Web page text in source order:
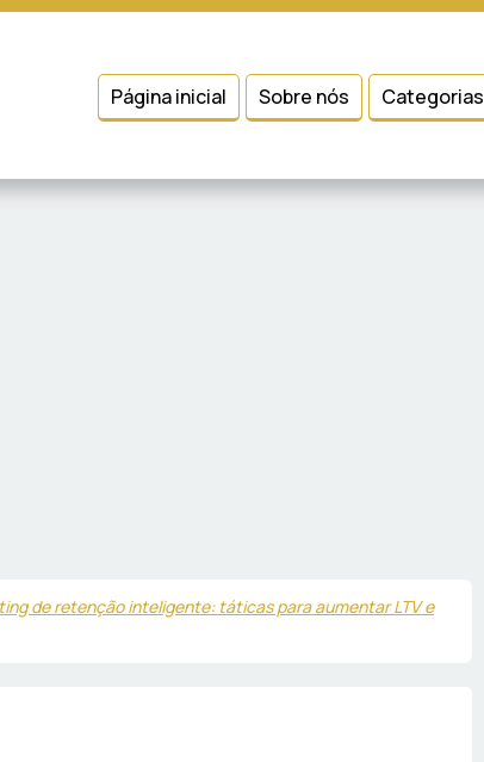
Página inicial Sobre nós Categorias
de retenção inteligente: táticas para aumentar LTV e